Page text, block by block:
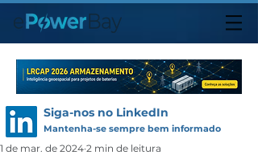
Siga-nos no LinkedIn
Mantenha-se sempre bem informado
1 de mar. de 2024 2 min de leitura